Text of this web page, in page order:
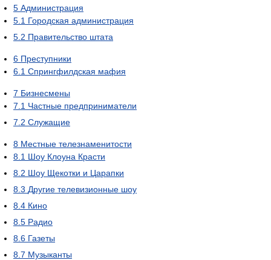
5 Администрация
5.1 Городская администрация
5.2 Правительство штата
6 Преступники
6.1 Спрингфилдская мафия
7 Бизнесмены
7.1 Частные предприниматели
7.2 Служащие
8 Местные телезнаменитости
8.1 Шоу Клоуна Красти
8.2 Шоу Щекотки и Царапки
8.3 Другие телевизионные шоу
8.4 Кино
8.5 Радио
8.6 Газеты
8.7 Музыканты